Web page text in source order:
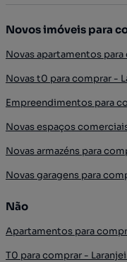
Novos imóveis para
Novas apartamentos
Novas t0 para comprar -
Empreendimentos para
Novas espaços
Novas armazéns para
Novas garagens para
Não
Apartamentos para
T0 para comprar -